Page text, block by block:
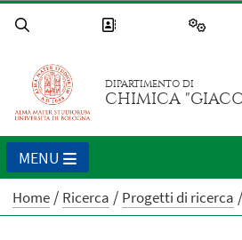
DIPARTIMENTO DI
CHIMICA
MENU
Home Ricerca Progetti di ricerca